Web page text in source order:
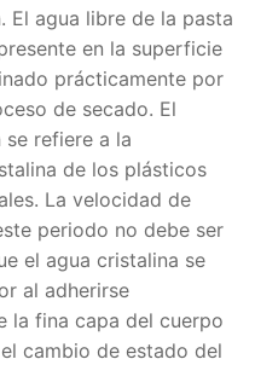
El agua libre de la pasta
en la superficie
prácticamente por
de secado. El
refiere a la
de los plásticos
La velocidad de
periodo no debe ser
el agua cristalina se
al adherirse
la fina capa del cuerpo
cambio de estado del